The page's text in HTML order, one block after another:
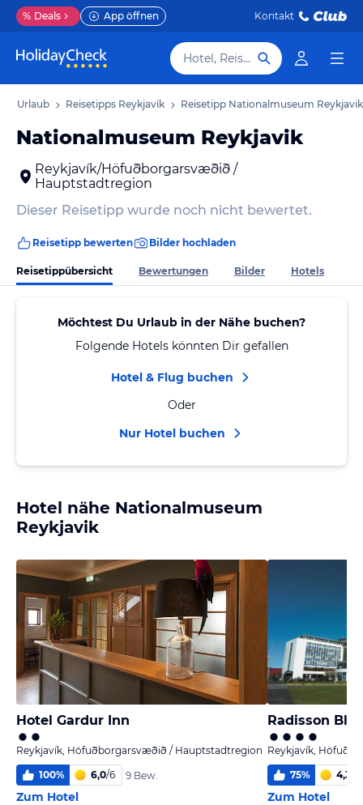
% Deals App öffnen Kontakt
Hotel, Reiseziel
Urlaub Reisetipps Reykjavík Reisetipp Nationalmuseum Reykjavik
Nationalmuseum Reykjavik
Reykjavík/Höfuðborgarsvæðið /
Hauptstadtregion
Dieser Reisetipp wurde noch nicht bewertet.
Reisetipp bewerten Bilder hochladen
Reisetippübersicht Bewertungen Bilder Hotels
Möchtest Du Urlaub in der Nähe buchen?
Folgende Hotels könnten Dir gefallen
Hotel & Flug buchen
Oder
Nur Hotel buchen
Hotel nähe Nationalmuseum
Reykjavik
Hotel Gardur Inn
Reykjavík, Höfuðborgarsvæðið / Hauptstadtregion
100% 6,0/6 9 Bew.
Zum Hotel
Radisson Blu
Reykjavík,
75% 4,3
Zum Hotel